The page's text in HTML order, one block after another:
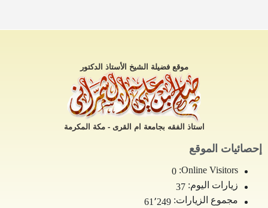
موقع فضيلة الشيخ الأستاذ الدكتور
استاذ الفقه بجامعة ام القرى - مكة المكرمة
إحصائيات الموقع
Online Visitors:
0
زيارات اليوم: 37
مجموع الزيارات: 61٬249